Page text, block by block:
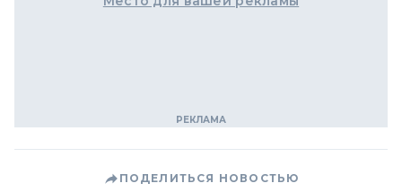
ПОДЕЛИТЬСЯ НОВОСТЬЮ